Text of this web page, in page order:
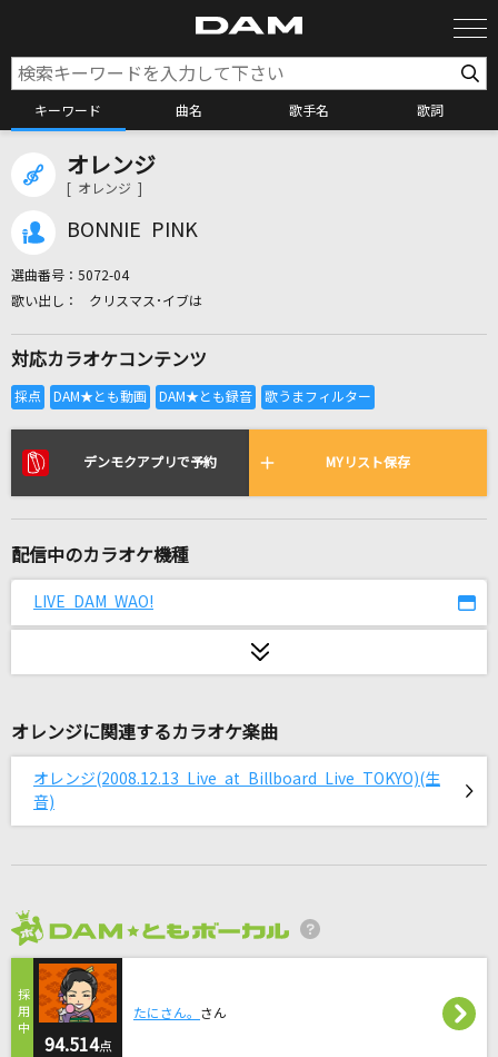
キーワード 曲名 歌手名 歌詞
全国りれき
リアルタイムで歌われている曲の一覧
[生音]To Love You More [トゥ・ラヴ・ユー・
モア]
Celine Dion With Special Guests Kryzler & Kompany
[Alexandros]
夢を信じて
徳永英明
なにをやってもあかんわ
周波数
SEKAI NO OWARI(世界の終わり)
盛り場おんな酒
オレンジ
[ オレンジ ]
BONNIE PINK
選曲番号： 5072-04
クリスマス･イブは
対応カラオケコンテンツ
デンモクアプリで予約 MYリスト保存
配信中のカラオケ機種
LIVE DAM WAO!
オレンジに関連するカラオケ楽曲
オレンジ(2008.12.13 Live at Billboard Live TOKYO)(生
音)
94.514点
たにさん。 さん